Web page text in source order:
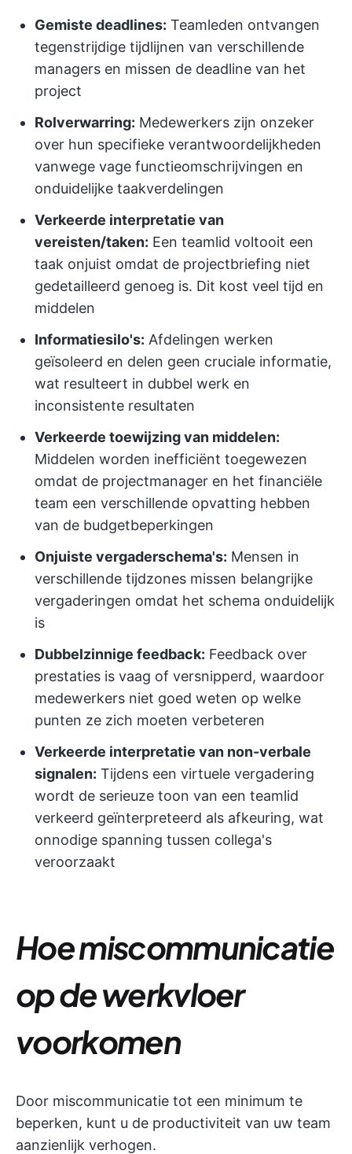
Gemiste deadlines: Teamleden ontvangen
tegenstrijdige tijdlijnen van verschillende
managers en missen de deadline van het
project
Rolverwarring: Medewerkers zijn onzeker
over hun specifieke verantwoordelijkheden
vanwege vage functieomschrijvingen en
onduidelijke taakverdelingen
Verkeerde interpretatie van
vereisten/taken: Een teamlid voltooit een
taak onjuist omdat de projectbriefing niet
gedetailleerd genoeg is. Dit kost veel tijd en
middelen
Informatiesilo's: Afdelingen werken
geïsoleerd en delen geen cruciale informatie,
wat resulteert in dubbel werk en
inconsistente resultaten
Verkeerde toewijzing van middelen:
Middelen worden inefficiënt toegewezen
omdat de projectmanager en het financiële
team een verschillende opvatting hebben
van de budgetbeperkingen
Onjuiste vergaderschema's: Mensen in
verschillende tijdzones missen belangrijke
vergaderingen omdat het schema onduidelijk
is
Dubbelzinnige feedback: Feedback over
prestaties is vaag of versnipperd, waardoor
medewerkers niet goed weten op welke
punten ze zich moeten verbeteren
Verkeerde interpretatie van non-verbale
signalen: Tijdens een virtuele vergadering
wordt de serieuze toon van een teamlid
verkeerd geïnterpreteerd als afkeuring, wat
onnodige spanning tussen collega's
veroorzaakt
Hoe miscommunicatie
op de werkvloer
voorkomen
Door miscommunicatie tot een minimum te
beperken, kunt u de productiviteit van uw team
aanzienlijk verhogen.